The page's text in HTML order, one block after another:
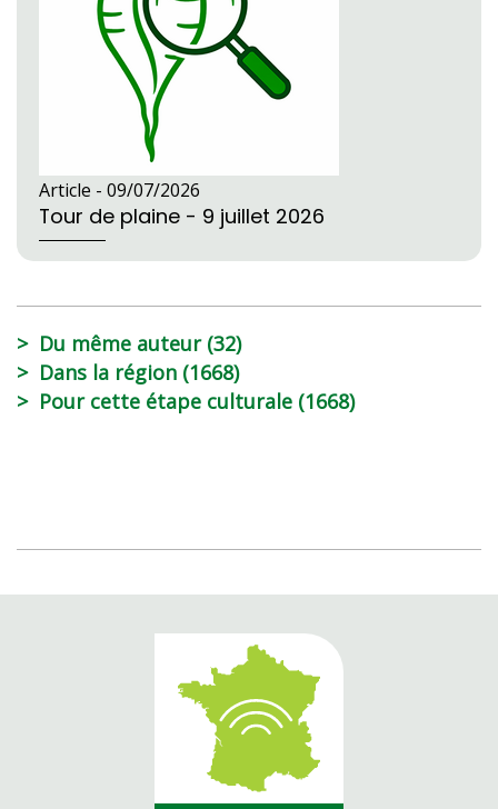
Article - 09/07/2026
Tour de plaine - 9 juillet 2026
Du même auteur (32)
Dans la région (1668)
Pour cette étape culturale (1668)